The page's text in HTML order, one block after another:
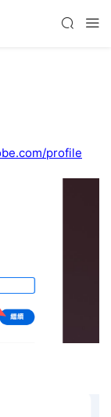
profile